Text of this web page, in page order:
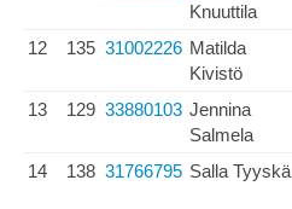
Knuuttila
12 135 31002226 Matilda
Kivistö
13 129 33880103 Jennina
Salmela
14 138 31766795 Salla Tyyskä